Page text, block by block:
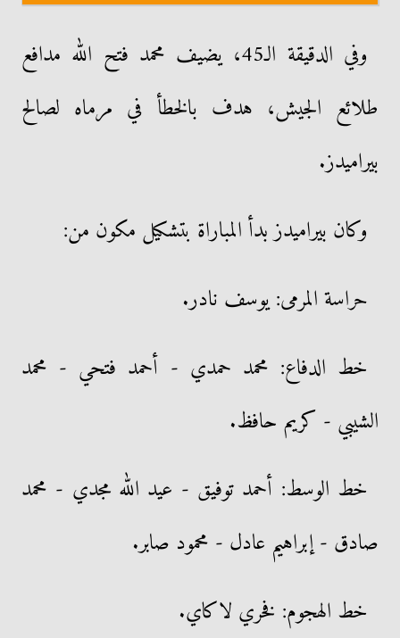
وفي الدقيقة الـ45، يضيف محمد فتح الله مدافع
طلائع الجيش، هدف بالخطأ في مرماه لصالح
بيراميدز.
وكان بيراميدز بدأ المباراة بتشكيل مكون من:
حراسة المرمى: يوسف نادر.
خط الدفاع: محمد حمدي - أحمد فتحي - محمد
الشيبي - كريم حافظ.
خط الوسط: أحمد توفيق - عيد الله مجدي - محمد
صادق - إبراهيم عادل - محمود صابر.
خط الهجوم: فخري لاكاي.